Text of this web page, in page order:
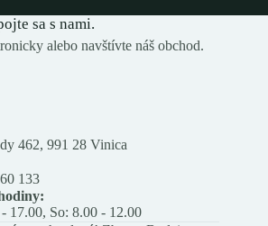
sa s nami.
alebo navštívte náš obchod.
462, 991 28 Vinica
133
17.00, So: 8.00 - 12.00